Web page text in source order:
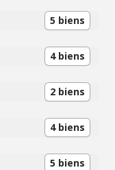
5 biens
4 biens
2 biens
4 biens
5 biens